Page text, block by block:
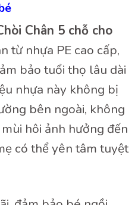
Chân 5 chỗ cho
từ nhựa PE cao cấp,
bảo tuổi thọ lâu dài
nhựa này không bị
bên ngoài, không
hôi ảnh hưởng đến
có thể yên tâm tuyệt